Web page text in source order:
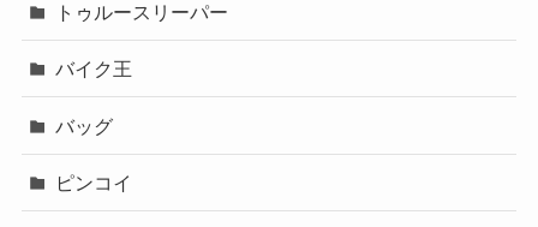
トゥルースリーパー
バイク王
バッグ
ピンコイ